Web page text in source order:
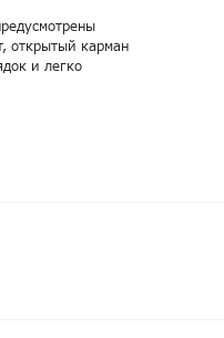
открытый карман
и легко